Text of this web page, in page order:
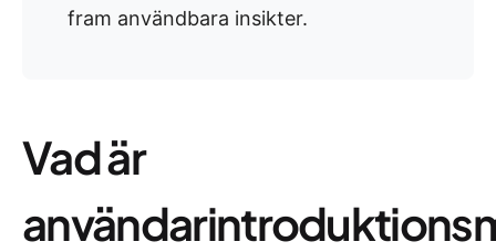
fram användbara insikter.
Vad är